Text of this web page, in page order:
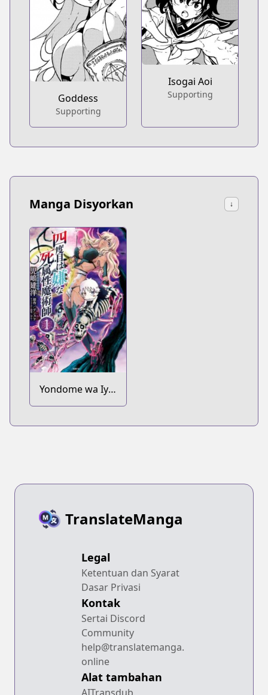
Goddess
Supporting
Isogai Aoi
Supporting
Manga Disyorkan ↓
Yondome wa Iya
na Shizokusei
TranslateManga
Legal
Ketentuan dan Syarat
Dasar Privasi
Kontak
Sertai Discord
Community
help@translatemanga.
online
Alat tambahan